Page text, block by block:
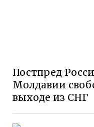
Постпред
Молдавии
выходе из СНГ